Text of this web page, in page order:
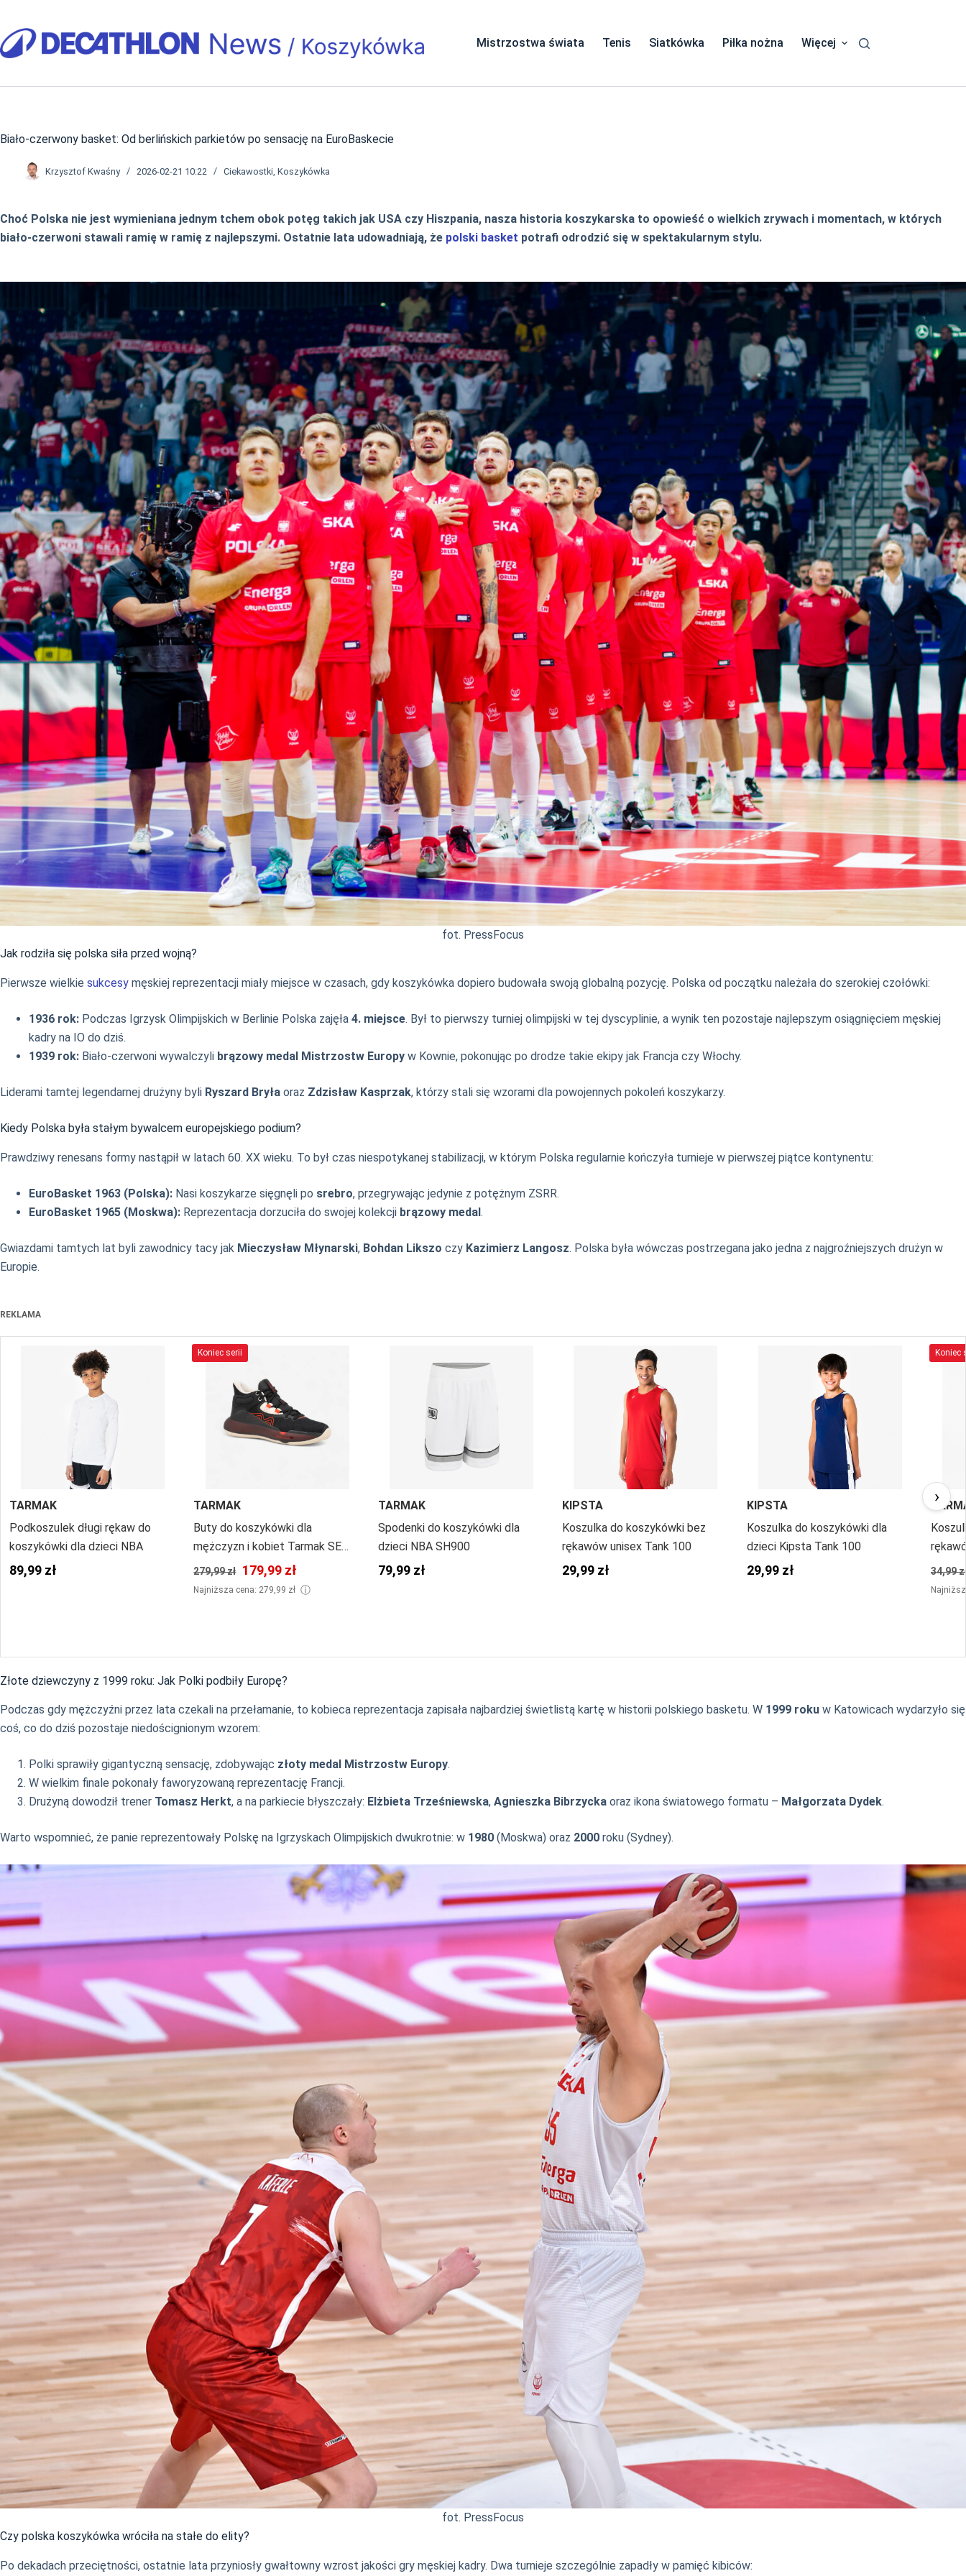
treści
Mistrzostwa świata Tenis Siatkówka Piłka nożna Więcej
Biało-czerwony basket: Od berlińskich parkietów po sensację na EuroBaskecie
Krzysztof Kwaśny 2026-02-21 10:22 Ciekawostki ,Koszykówka
Choć Polska nie jest wymieniana jednym tchem obok potęg takich jak USA czy Hiszpania, nasza historia koszykarska to opowieść o wielkich zrywach i momentach, w których
biało-czerwoni stawali ramię w ramię z najlepszymi. Ostatnie lata udowadniają, że polski basket potrafi odrodzić się w spektakularnym stylu.
fot. PressFocus
Jak rodziła się polska siła przed wojną?
Pierwsze wielkie sukcesy męskiej reprezentacji miały miejsce w czasach, gdy koszykówka dopiero budowała swoją globalną pozycję. Polska od początku należała do szerokiej czołówki:
1936 rok: Podczas Igrzysk Olimpijskich w Berlinie Polska zajęła 4. miejsce. Był to pierwszy turniej olimpijski w tej dyscyplinie, a wynik ten pozostaje najlepszym osiągnięciem męskiej
kadry na IO do dziś.
1939 rok: Biało-czerwoni wywalczyli brązowy medal Mistrzostw Europy w Kownie, pokonując po drodze takie ekipy jak Francja czy Włochy.
Liderami tamtej legendarnej drużyny byli Ryszard Bryła oraz Zdzisław Kasprzak, którzy stali się wzorami dla powojennych pokoleń koszykarzy.
Kiedy Polska była stałym bywalcem europejskiego podium?
Prawdziwy renesans formy nastąpił w latach 60. XX wieku. To był czas niespotykanej stabilizacji, w którym Polska regularnie kończyła turnieje w pierwszej piątce kontynentu:
EuroBasket 1963 (Polska): Nasi koszykarze sięgnęli po srebro, przegrywając jedynie z potężnym ZSRR.
EuroBasket 1965 (Moskwa): Reprezentacja dorzuciła do swojej kolekcji brązowy medal.
Gwiazdami tamtych lat byli zawodnicy tacy jak Mieczysław Młynarski, Bohdan Likszo czy Kazimierz Langosz. Polska była wówczas postrzegana jako jedna z najgroźniejszych drużyn w
Europie.
REKLAMA
TARMAK
Podkoszulek długi rękaw do
koszykówki dla dzieci NBA
89,99 zł
Koniec serii
TARMAK
Buty do koszykówki dla
mężczyzn i kobiet Tarmak SE
500 High
279,99 zł 179,99 zł
Najniższa cena: 279,99 zł ⓘ
TARMAK
Spodenki do koszykówki dla
dzieci NBA SH900
79,99 zł
KIPSTA
Koszulka do koszykówki bez
rękawów unisex Tank 100
29,99 zł
KIPSTA
Koszulka do koszykówki dla
dzieci Kipsta Tank 100
29,99 zł
Koniec
34,99
›
Złote dziewczyny z 1999 roku: Jak Polki podbiły Europę?
Podczas gdy mężczyźni przez lata czekali na przełamanie, to kobieca reprezentacja zapisała najbardziej świetlistą kartę w historii polskiego basketu. W 1999 roku w Katowicach wydarzyło się
coś, co do dziś pozostaje niedoścignionym wzorem:
Polki sprawiły gigantyczną sensację, zdobywając złoty medal Mistrzostw Europy.
W wielkim finale pokonały faworyzowaną reprezentację Francji.
Drużyną dowodził trener Tomasz Herkt, a na parkiecie błyszczały: Elżbieta Trześniewska, Agnieszka Bibrzycka oraz ikona światowego formatu – Małgorzata Dydek.
Warto wspomnieć, że panie reprezentowały Polskę na Igrzyskach Olimpijskich dwukrotnie: w 1980 (Moskwa) oraz 2000 roku (Sydney).
fot. PressFocus
Czy polska koszykówka wróciła na stałe do elity?
Po dekadach przeciętności, ostatnie lata przyniosły gwałtowny wzrost jakości gry męskiej kadry. Dwa turnieje szczególnie zapadły w pamięć kibiców: